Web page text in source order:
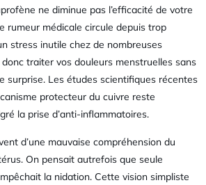
ne diminue pas l’efficacité de votre
rumeur médicale circule depuis trop
stress inutile chez de nombreuses
traiter vos douleurs menstruelles sans
surprise. Les études scientifiques récentes
protecteur du cuivre reste
la prise d’anti-inflammatoires.
d’une mauvaise compréhension du
On pensait autrefois que seule
la nidation. Cette vision simpliste